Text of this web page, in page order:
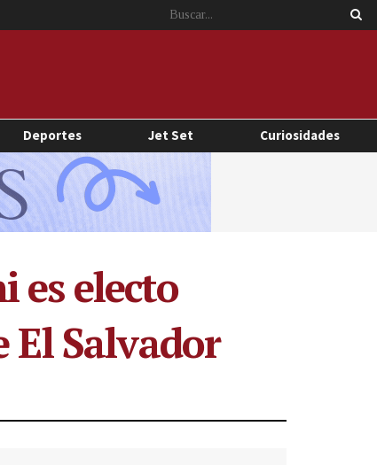
Deportes Jet Set Curiosidades
es electo
El Salvador